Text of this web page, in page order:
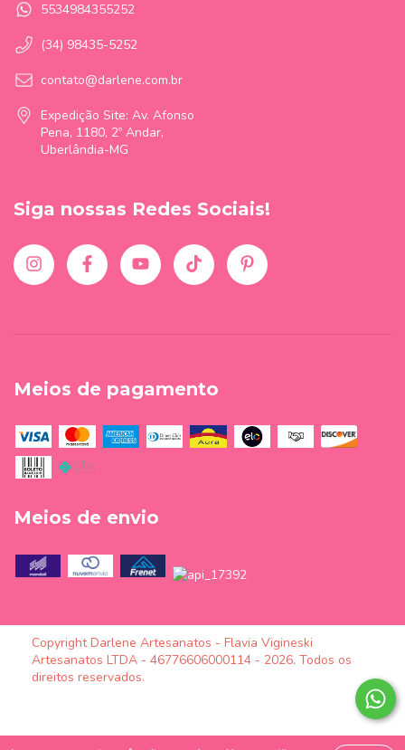
5534984355252
(34) 98435-5252
contato@darlene.com.br
Expedição Site: Av. Afonso
Pena, 1180, 2º Andar,
Uberlândia-MG
Siga nossas Redes Sociais!
Meios de pagamento
Meios de envio
Copyright Darlene Artesanatos - Flavia Vigineski
Artesanatos LTDA - 46776606000114 - 2026. Todos os
direitos reservados.